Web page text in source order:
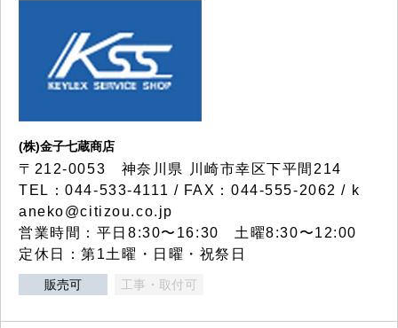
(株)金子七蔵商店
〒212-0053 神奈川県 川崎市幸区下平間214
TEL：044-533-4111 / FAX：044-555-2062 / k
aneko@citizou.co.jp
営業時間：平日8:30〜16:30 土曜8:30〜12:00
定休日：第1土曜・日曜・祝祭日
販売可 工事・取付可